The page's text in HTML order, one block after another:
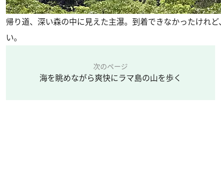
帰り道、深い森の中に見えた主瀑。到着できなかったけれ
い。
次のページ
海を眺めながら爽快にラマ島の山を歩く